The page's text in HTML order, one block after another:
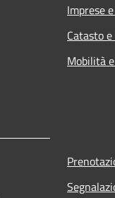
Imprese
Catasto
Mobilità